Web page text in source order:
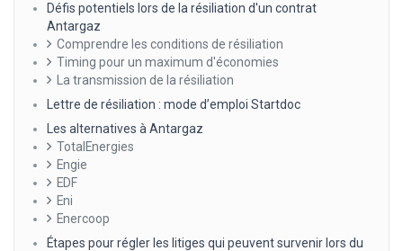
Défis potentiels lors de la résiliation d'un contrat
Antargaz
Comprendre les conditions de résiliation
Timing pour un maximum d'économies
La transmission de la résiliation
Lettre de résiliation : mode d’emploi Startdoc
Les alternatives à Antargaz
TotalEnergies
Engie
EDF
Eni
Enercoop
Étapes pour régler les litiges qui peuvent survenir lors du